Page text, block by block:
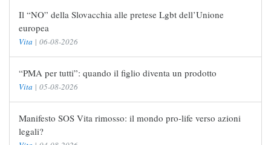
Il “NO” della Slovacchia alle pretese Lgbt dell’Unione
europea
Vita | 06-08-2026
“PMA per tutti”: quando il figlio diventa un prodotto
Vita | 05-08-2026
Manifesto SOS Vita rimosso: il mondo pro-life verso azioni
legali?